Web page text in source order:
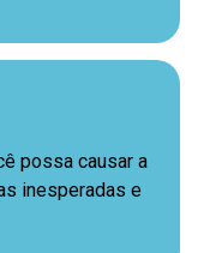
possa causar a
inesperadas e